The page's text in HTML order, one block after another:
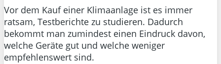
Vor dem Kauf einer Klimaanlage ist es immer
ratsam, Testberichte zu studieren. Dadurch
bekommt man zumindest einen Eindruck davon,
welche Geräte gut und welche weniger
empfehlenswert sind.